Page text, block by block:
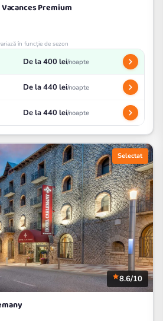
Premium
în funcție de sezon
De la 400 lei/noapte
De la 440 lei/noapte
De la 440 lei/noapte
Selectat
8.6/10